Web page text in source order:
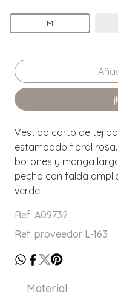
M
Vestido corto de
estampado floral
botones y manga
pecho con falda
verde.
Ref. A09732
Ref. proveedor L-163
Material